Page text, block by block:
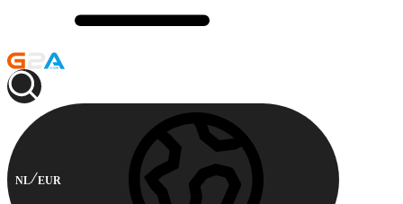
NL EUR